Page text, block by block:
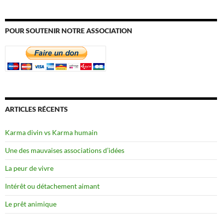
POUR SOUTENIR NOTRE ASSOCIATION
ARTICLES RÉCENTS
Karma divin vs Karma humain
Une des mauvaises associations d’idées
La peur de vivre
Intérêt ou détachement aimant
Le prêt animique